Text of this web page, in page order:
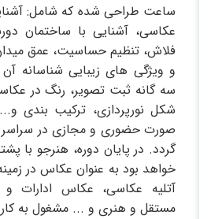
ساعت طراحی شده که شامل:
عکاسی، آشنایی با ساختمان
فلاش، تنظیم حساسیت، عمق
و ویژگی های زیبایی شناسانه
سه گانه ثبت تصویر، رنگ در
شکل نورپردازی، ترکیب بندی
صورت حضوری و مجازی در سراسر
گردد. در پایان دوره، هنرجو با
خواهد بود به عنوان عکاس در
آتلیه عکاسی، عکاس ادارات
مستقل و هنری و ... مشغول به